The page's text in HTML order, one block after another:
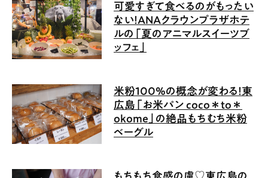
可愛すぎて食べるのがもったい
ない！ANAクラウンプラザホテ
ルの「夏のアニマルスイーツブ
ッフェ」
米粉100%の概念が変わる！東
広島「お米パン coco＊to＊
okome」の絶品もちむち米粉
ベーグル
もちもち食感の虜♡東広島の